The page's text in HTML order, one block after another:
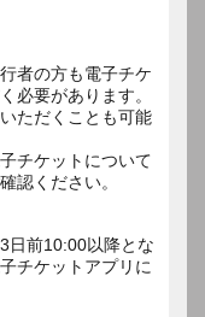
者の方も電子チケ
必要があります。
ただくことも可能
チケットについて
認ください。
日前10:00以降とな
チケットアプリに